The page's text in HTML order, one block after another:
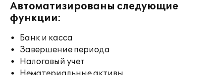
Автоматизированы следующие
функции:
Банк и касса
Завершение периода
Налоговый учет